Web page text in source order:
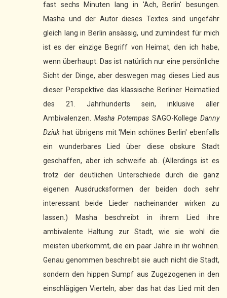
fast sechs Minuten lang in 'Ach, Berlin' besungen.
Masha und der Autor dieses Textes sind ungefähr
gleich lang in Berlin ansässig, und zumindest für mich
ist es der einzige Begriff von Heimat, den ich habe,
wenn überhaupt. Das ist natürlich nur eine persönliche
Sicht der Dinge, aber deswegen mag dieses Lied aus
dieser Perspektive das klassische Berliner Heimatlied
des 21. Jahrhunderts sein, inklusive aller
Ambivalenzen. Masha Potempas SAGO-Kollege Danny
Dziuk hat übrigens mit 'Mein schönes Berlin' ebenfalls
ein wunderbares Lied über diese obskure Stadt
geschaffen, aber ich schweife ab. (Allerdings ist es
trotz der deutlichen Unterschiede durch die ganz
eigenen Ausdrucksformen der beiden doch sehr
interessant beide Lieder nacheinander wirken zu
lassen.) Masha beschreibt in ihrem Lied ihre
ambivalente Haltung zur Stadt, wie sie wohl die
meisten überkommt, die ein paar Jahre in ihr wohnen.
Genau genommen beschreibt sie auch nicht die Stadt,
sondern den hippen Sumpf aus Zugezogenen in den
einschlägigen Vierteln, aber das hat das Lied mit den